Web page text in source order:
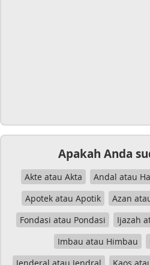
Apakah Anda
Akte atau Akta Andal atau
Apotek atau Apotik
Azan
Fondasi atau Pondasi
Ijazah
Imbau atau Himbau